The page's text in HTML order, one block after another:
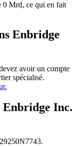
0 Mrd, ce qui en fait
Enbridge
avoir un compte
spécialisé.
Enbridge Inc.